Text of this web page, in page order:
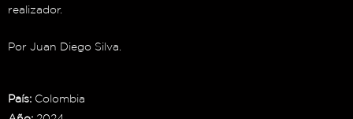
realizador.
Por Juan Diego Silva.
País: Colombia